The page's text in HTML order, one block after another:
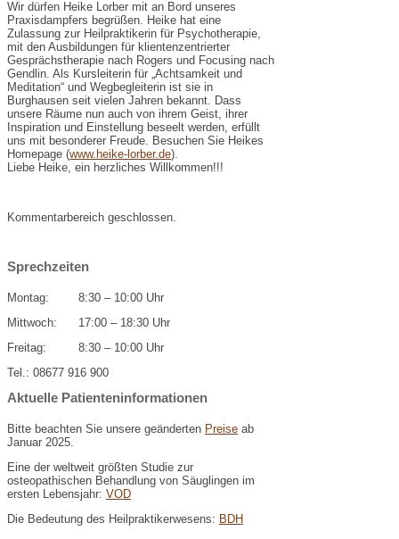
Wir dürfen Heike Lorber mit an Bord unseres
Praxisdampfers begrüßen. Heike hat eine
Zulassung zur Heilpraktikerin für Psychotherapie,
mit den Ausbildungen für klientenzentrierter
Gesprächstherapie nach Rogers und Focusing nach
Gendlin. Als Kursleiterin für „Achtsamkeit und
Meditation“ und Wegbegleiterin ist sie in
Burghausen seit vielen Jahren bekannt. Dass
unsere Räume nun auch von ihrem Geist, ihrer
Inspiration und Einstellung beseelt werden, erfüllt
uns mit besonderer Freude. Besuchen Sie Heikes
Homepage (www.heike-lorber.de).
Liebe Heike, ein herzliches Willkommen!!!
Kommentarbereich geschlossen.
Sprechzeiten
Montag:
8:30 – 10:00 Uhr
Mittwoch:
17:00 – 18:30 Uhr
Freitag:
8:30 – 10:00 Uhr
Tel.: 08677 916 900
Aktuelle Patienteninformationen
Bitte beachten Sie unsere geänderten Preise ab
Januar 2025.
Eine der weltweit größten Studie zur
osteopathischen Behandlung von Säuglingen im
ersten Lebensjahr: VOD
Die Bedeutung des Heilpraktikerwesens: BDH